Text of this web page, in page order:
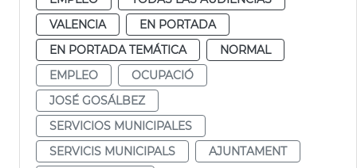
VALENCIA
EN PORTADA
EN PORTADA TEMÁTICA
NORMAL
EMPLEO
OCUPACIÓ
JOSÉ GOSÁLBEZ
SERVICIOS MUNICIPALES
SERVICIS MUNICIPALS
AJUNTAMENT